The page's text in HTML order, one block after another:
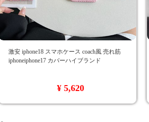
激安 iphone18 スマホケース coach風 売れ筋
iphoneiphone17 カバーハイブランド
¥ 5,620